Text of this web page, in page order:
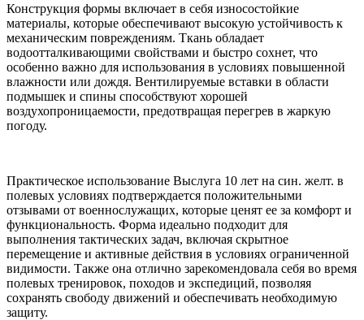
Конструкция формы включает в себя износостойкие
материалы, которые обеспечивают высокую устойчивость к
механическим повреждениям. Ткань обладает
водоотталкивающими свойствами и быстро сохнет, что
особенно важно для использования в условиях повышенной
влажности или дождя. Вентилируемые вставки в области
подмышек и спины способствуют хорошей
воздухопроницаемости, предотвращая перегрев в жаркую
погоду.
Практическое использование Выслуга 10 лет на син. желт. в
полевых условиях подтверждается положительными
отзывами от военнослужащих, которые ценят ее за комфорт и
функциональность. Форма идеально подходит для
выполнения тактических задач, включая скрытное
перемещение и активные действия в условиях ограниченной
видимости. Также она отлично зарекомендовала себя во время
полевых тренировок, походов и экспедиций, позволяя
сохранять свободу движений и обеспечивать необходимую
защиту.